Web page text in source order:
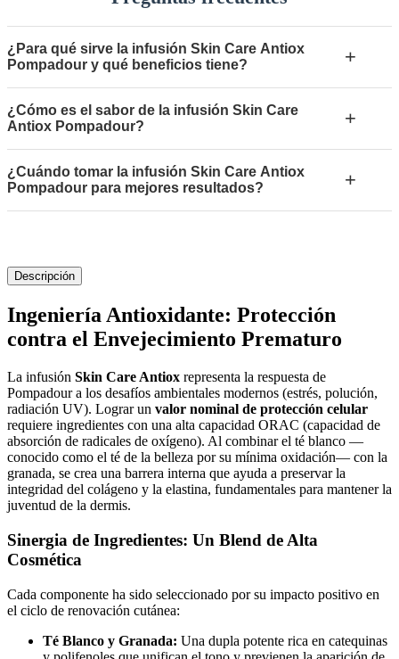
¿Para qué sirve la infusión Skin Care Antiox
Pompadour y qué beneficios tiene?
+
¿Cómo es el sabor de la infusión Skin Care
Antiox Pompadour?
+
¿Cuándo tomar la infusión Skin Care Antiox
Pompadour para mejores resultados?
+
Descripción
Ingeniería Antioxidante: Protección
contra el Envejecimiento Prematuro
La infusión Skin Care Antiox representa la respuesta de
Pompadour a los desafíos ambientales modernos (estrés, polución,
radiación UV). Lograr un valor nominal de protección celular
requiere ingredientes con una alta capacidad ORAC (capacidad de
absorción de radicales de oxígeno). Al combinar el té blanco —
conocido como el té de la belleza por su mínima oxidación— con la
granada, se crea una barrera interna que ayuda a preservar la
integridad del colágeno y la elastina, fundamentales para mantener la
juventud de la dermis.
Sinergia de Ingredientes: Un Blend de Alta
Cosmética
Cada componente ha sido seleccionado por su impacto positivo en
el ciclo de renovación cutánea:
Té Blanco y Granada: Una dupla potente rica en catequinas